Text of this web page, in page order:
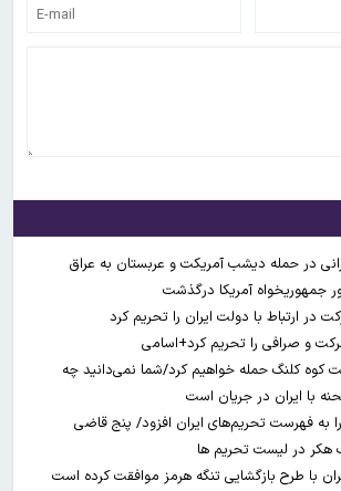
جمهوریخواه آمریکا درگذشت
کوه کلنگ حمله خواهیم کرد/شما نمی‌دانید چه
با ایران در جریان است
اروپا ۶ فرد را به فهرست تحریم‌های ایران افزود/ پنج قاضی
هکر در لیست تحریم ها
با طرح بازگشایی تنگه هرمز موافقت کرده است